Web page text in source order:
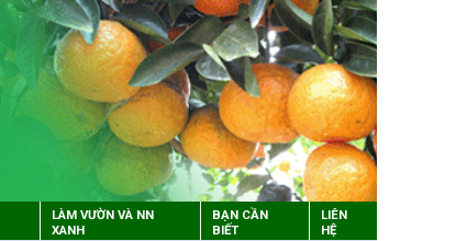
LÀM VƯỜN VÀ NN
XANH
BẠN CẦN
BIẾT
LIÊN
HỆ